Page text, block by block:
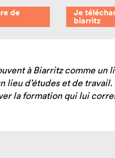
de Je
biarritz
à Biarritz comme
lieu d’études et de
la formation qui lui
Prépa